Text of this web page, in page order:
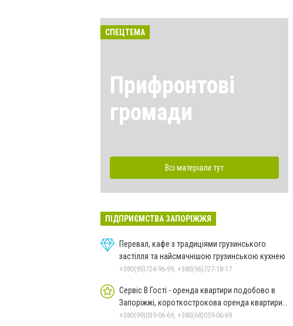
СПЕЦТЕМА
Прифронтові
громади
Всі матеріали тут
ПІДПРИЄМСТВА ЗАПОРІЖЖЯ
Перевал, кафе з традиціями грузинського
застілля та найсмачнішою грузинською кухнею
+380(95)724-96-99, +380(96)727-18-17
Сервіс В Гості - оренда квартири подобово в
Запоріжжі, короткострокова оренда квартири в
Запоріжжі.
+380(99)039-06-69, +380(68)059-06-69